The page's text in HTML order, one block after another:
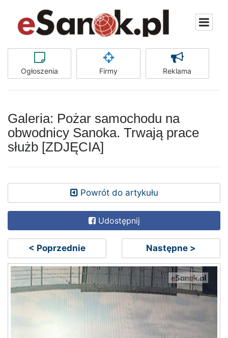
Ogłoszenia Firmy Reklama
Galeria: Pożar samochodu na
obwodnicy Sanoka. Trwają prace
służb [ZDJĘCIA]
Powrót do artykułu
Udostępnij
< Poprzednie Następne >